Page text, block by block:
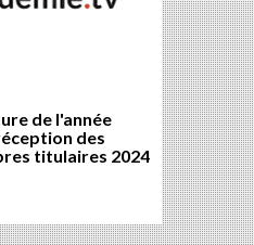
de l'année
des
titulaires 2024